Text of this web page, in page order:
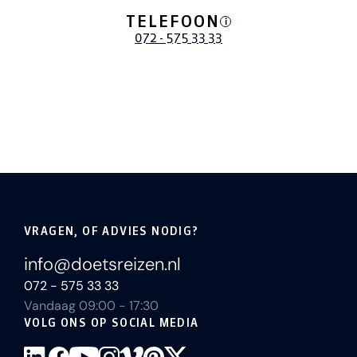
TELEFOON i
072 - 575 33 33
VRAGEN, OF ADVIES NODIG?
info@doetsreizen.nl
072 - 575 33 33
Vandaag 09:00 - 17:30
VOLG ONS OP SOCIAL MEDIA